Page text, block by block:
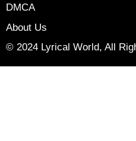
DMCA
About Us
© 2024 Lyrical World, All